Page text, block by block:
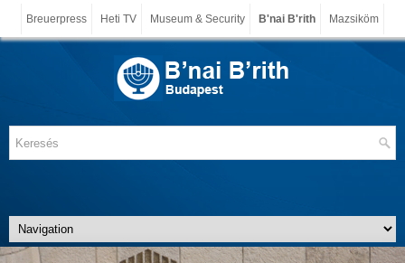
Breuerpress Heti TV Museum & Security B'nai B'rith Mazsiköm